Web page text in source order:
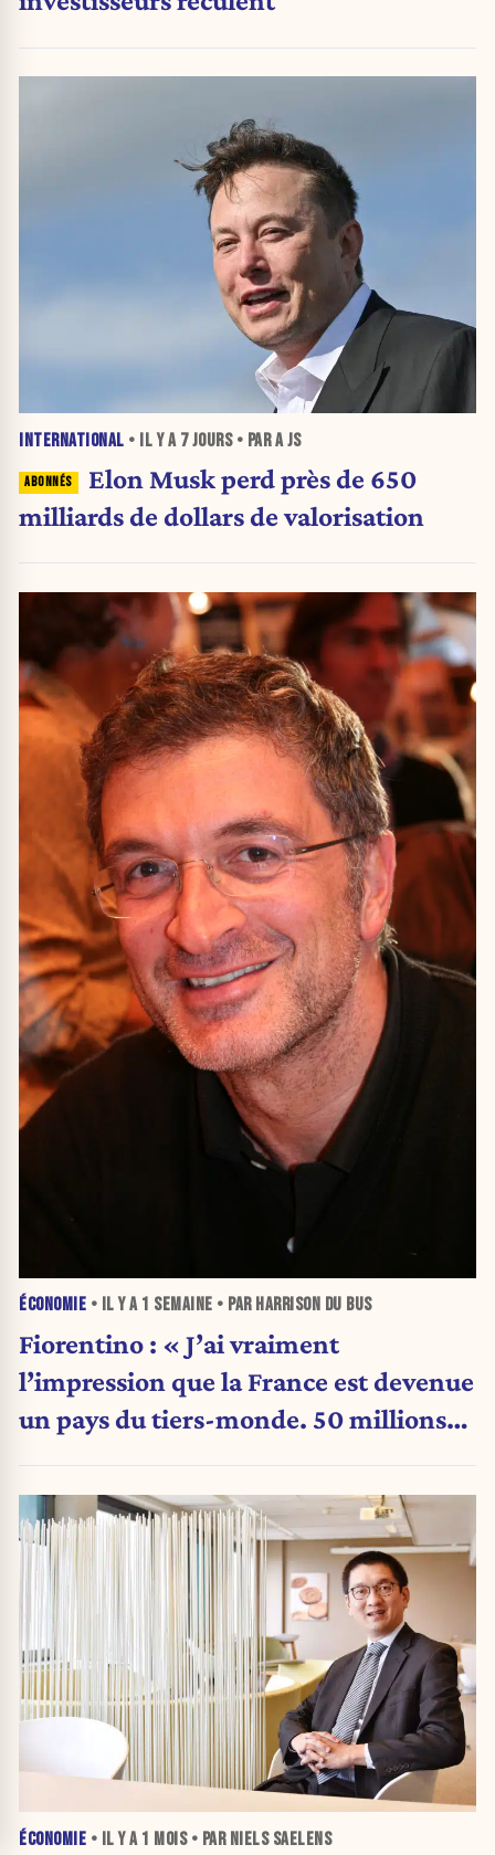
INTERNATIONAL • IL Y A 7 JOURS• PAR A JS
Elon Musk perd près de 650
milliards de dollars de valorisation
ÉCONOMIE • IL Y A 1 SEMAINE • PAR HARRISON DU BUS
Fiorentino : « J’ai vraiment
l’impression que la France est devenue
un pays du tiers-monde. 50 millions
»
ÉCONOMIE • IL Y A 1 MOIS• PAR NIELS SAELENS